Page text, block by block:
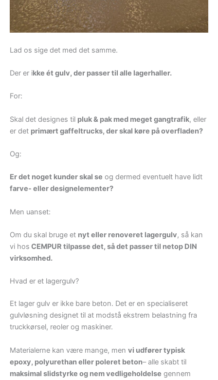
Lad os sige det med det samme.
Der er ikke ét gulv, der passer til alle lagerhaller.
For:
Skal det designes til pluk & pak med meget gangtrafik, eller
er det primært gaffeltrucks, der skal køre på overfladen?
Og:
Er det noget kunder skal se og dermed eventuelt have lidt
farve- eller designelementer?
Men uanset:
Om du skal bruge et nyt eller renoveret lagergulv, så kan
vi hos CEMPUR tilpasse det, så det passer til netop DIN
virksomhed.
Hvad er et lagergulv?
Et lager gulv er ikke bare beton. Det er en specialiseret
gulvløsning designet til at modstå ekstrem belastning fra
truckkørsel, reoler og maskiner.
Materialerne kan være mange, men vi udfører typisk
epoxy, polyurethan eller poleret beton– alle skabt til
maksimal slidstyrke og nem vedligeholdelse gennem